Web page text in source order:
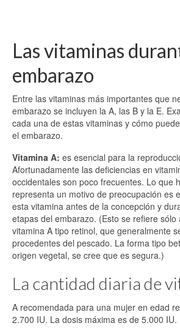
Las vitaminas
embarazo
Entre las vitaminas más importantes que
embarazo se incluyen la A, las B y la E.
cada una de estas vitaminas y cómo
el embarazo.
Vitamina A: es esencial para la
Afortunadamente las deficiencias en
occidentales son poco frecuentes. Lo que
representa un motivo de preocupación es
esta vitamina antes de la concepción y
etapas del embarazo. (Esto se refiere sólo
vitamina A tipo retinol, que generalmente
procedentes del pescado. La forma tipo
origen vegetal, se cree que es segura.)
La cantidad diaria de
A recomendada para una mujer en edad
2.700 IU. La dosis máxima es de 5.000 IU.